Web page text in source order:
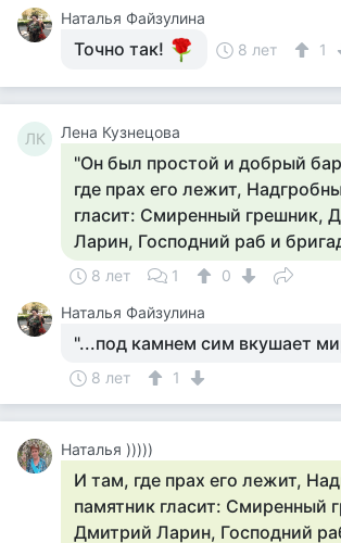
Наталья Файзулина
Точно так! 8 лет 1
ЛК Лена Кузнецова
"Он был простой и добрый
где прах его лежит,
гласит: Смиренный грешник,
Ларин, Господний раб и
8 лет 1
0
Наталья Файзулина
"...под камнем сим вкушает
8 лет 1
Наталья )))))
И там, где прах его лежит,
памятник гласит: Смиренный
Дмитрий Ларин, Господний